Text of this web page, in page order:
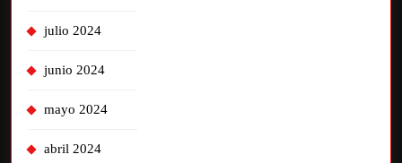
julio 2024
junio 2024
mayo 2024
abril 2024